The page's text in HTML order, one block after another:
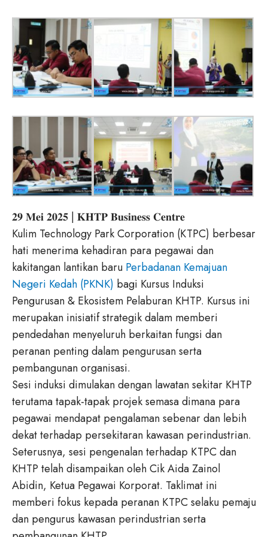
𝟐𝟗 𝐌𝐞𝐢 𝟐𝟎𝟐𝟓 | 𝐊𝐇𝐓𝐏 𝐁𝐮𝐬𝐢𝐧𝐞𝐬𝐬 𝐂𝐞𝐧𝐭𝐫𝐞
Kulim Technology Park Corporation (KTPC) berbesar
hati menerima kehadiran para pegawai dan
kakitangan lantikan baru Perbadanan Kemajuan
Negeri Kedah (PKNK) bagi Kursus Induksi
Pengurusan & Ekosistem Pelaburan KHTP. Kursus ini
merupakan inisiatif strategik dalam memberi
pendedahan menyeluruh berkaitan fungsi dan
peranan penting dalam pengurusan serta
pembangunan organisasi.
Sesi induksi dimulakan dengan lawatan sekitar KHTP
terutama tapak-tapak projek semasa dimana para
pegawai mendapat pengalaman sebenar dan lebih
dekat terhadap persekitaran kawasan perindustrian.
Seterusnya, sesi pengenalan terhadap KTPC dan
KHTP telah disampaikan oleh Cik Aida Zainol
Abidin, Ketua Pegawai Korporat. Taklimat ini
memberi fokus kepada peranan KTPC selaku pemaju
dan pengurus kawasan perindustrian serta